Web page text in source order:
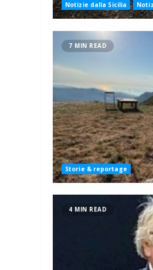
Notizie dalla Sicilia
7 MIN READ
Storie & reportage
4 MIN READ